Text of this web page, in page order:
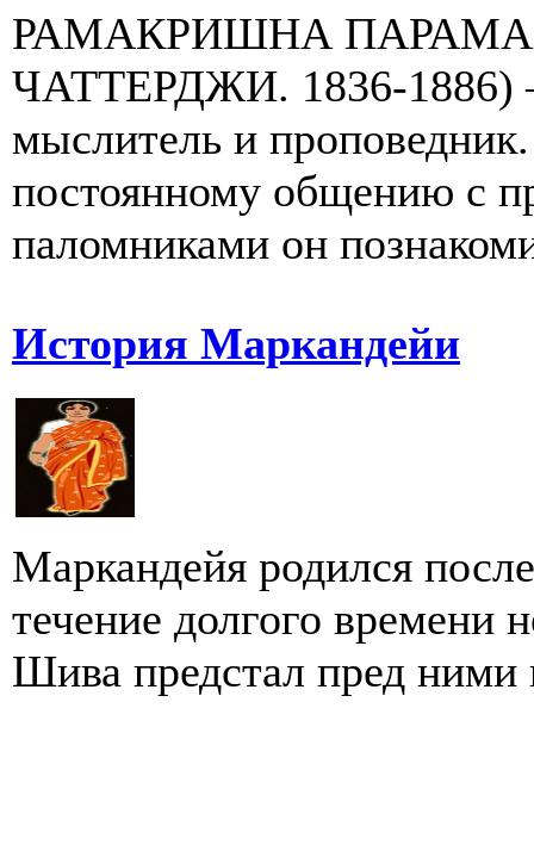
РАМАКРИШНА
ЧАТТЕРДЖИ. 1836-1886)
мыслитель и
постоянному общению с
паломниками он
История Маркандейи
Маркандейя родился
течение долгого
Шива предстал пред ними